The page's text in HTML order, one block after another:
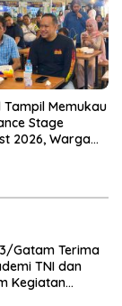
Tampil Memukau
Stage
2026, Warga
Gatam Terima
TNI dan
Kegiatan